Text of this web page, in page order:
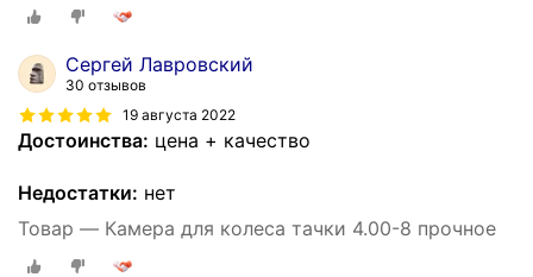
Сергей Лавровский
30 отзывов
19 августа 2022
Достоинства: цена + качество
Недостатки: нет
Товар — Камера для колеса тачки 4.00-8 прочное